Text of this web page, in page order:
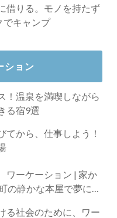
借りる。モノを持たず
でキャンプ
ション
！温泉を満喫しながら
る宿9選
てから、仕事しよう！
ワーケーション | 家か
の静かな本屋で夢に近
る社会のために、ワー